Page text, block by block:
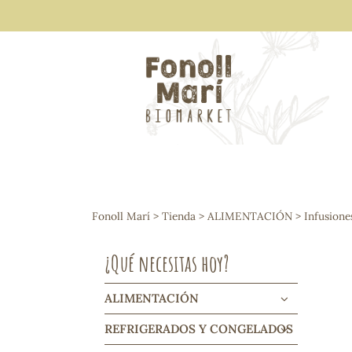
Arroces y legumbres
Frutos secos y snacks
Cereales, mueslis, hinchados y
Galletas y dulces
Vinos y cavas
Condimentos y salsas
Harinas y sémolas
Pasta
Fonoll Marí > Tienda > ALIMENTACIÓN >
¿Qué necesitas hoy?
ALIMENTACIÓN
REFRIGERADOS Y CONGELADOS